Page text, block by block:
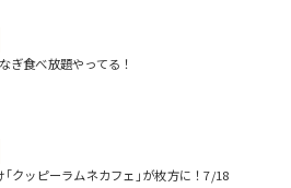
ぎ食べ放題やってる！
｢クッピーラムネカフェ｣が枚方に！7/18